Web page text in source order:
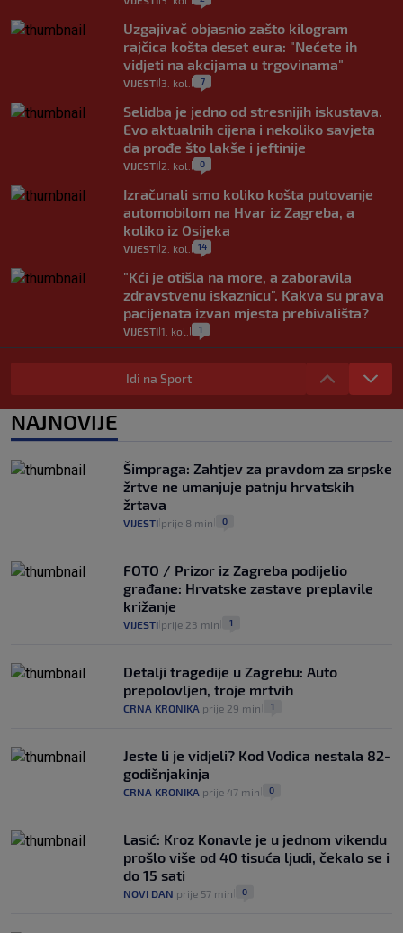
Uzgajivač objasnio zašto kilogram
rajčica košta deset eura: "Nećete ih
vidjeti na akcijama u trgovinama"
VIJESTI 3. kol. 7
Selidba je jedno od stresnijih iskustava.
Evo aktualnih cijena i nekoliko savjeta
da prođe što lakše i jeftinije
VIJESTI 2. kol. 0
Izračunali smo koliko košta putovanje
automobilom na Hvar iz Zagreba, a
koliko iz Osijeka
VIJESTI 2. kol. 14
"Kći je otišla na more, a zaboravila
zdravstvenu iskaznicu". Kakva su prava
pacijenata izvan mjesta prebivališta?
VIJESTI 1. kol. 1
Provjerili smo "što ćemo onda" ako
Plenković na 15 dana ukine mjere: "Ne bi
se dogodilo ništa. Vlada se zaljubila u te
intervencije"
Analitičar o Mostu: Oni su u yin-yang
poziciji i imaju drugog najpoznatijeg
bravara u povijesti Hrvatske
Idi na Sport
NAJNOVIJE
Šimpraga: Zahtjev za pravdom za srpske
žrtve ne umanjuje patnju hrvatskih
žrtava
VIJESTI prije 8 min 0
FOTO / Prizor iz Zagreba podijelio
građane: Hrvatske zastave preplavile
križanje
VIJESTI prije 23 min 1
Detalji tragedije u Zagrebu: Auto
prepolovljen, troje mrtvih
CRNA KRONIKA prije 29 min 1
Jeste li je vidjeli? Kod Vodica nestala 82-
godišnjakinja
CRNA KRONIKA prije 47 min 0
Lasić: Kroz Konavle je u jednom vikendu
prošlo više od 40 tisuća ljudi, čekalo se i
do 15 sati
NOVI DAN prije 57 min 0